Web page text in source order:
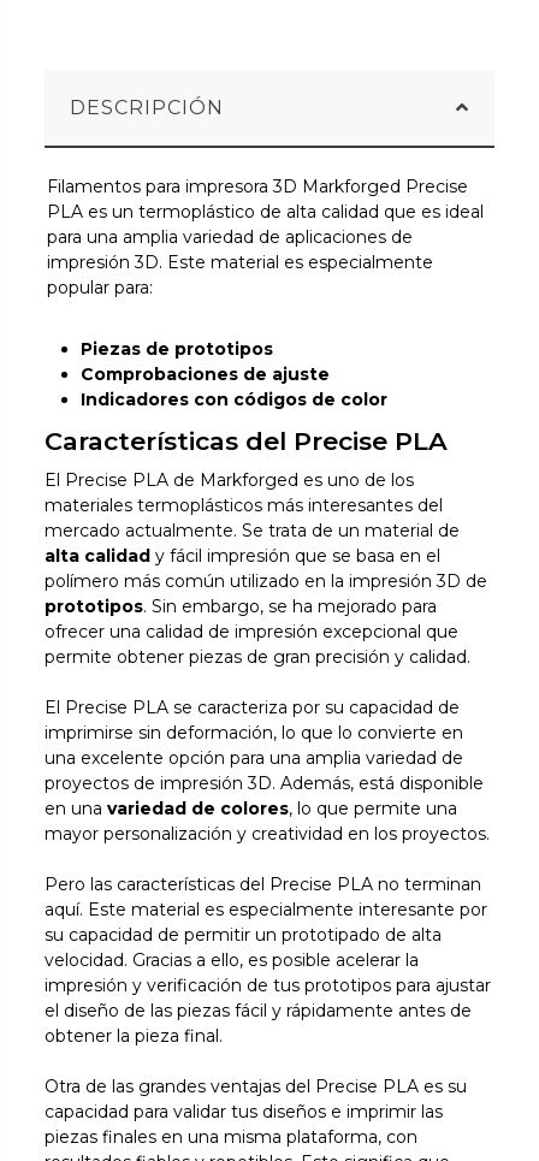
DESCRIPCIÓN
Filamentos para impresora 3D Markforged Precise
PLA es un termoplástico de alta calidad que es ideal
para una amplia variedad de aplicaciones de
impresión 3D. Este material es especialmente
popular para:
Piezas de prototipos
Comprobaciones de ajuste
Indicadores con códigos de color
Características del Precise PLA
El Precise PLA de Markforged es uno de los
materiales termoplásticos más interesantes del
mercado actualmente. Se trata de un material de
alta calidad y fácil impresión que se basa en el
polímero más común utilizado en la impresión 3D de
prototipos. Sin embargo, se ha mejorado para
ofrecer una calidad de impresión excepcional que
permite obtener piezas de gran precisión y calidad.
El Precise PLA se caracteriza por su capacidad de
imprimirse sin deformación, lo que lo convierte en
una excelente opción para una amplia variedad de
proyectos de impresión 3D. Además, está disponible
en unavariedad de colores, lo que permite una
mayor personalización y creatividad en los proyectos.
Pero las características del Precise PLA no terminan
aquí. Este material es especialmente interesante por
su capacidad de permitir un prototipado de alta
velocidad. Gracias a ello, es posible acelerar la
impresión y verificación de tus prototipos para ajustar
el diseño de las piezas fácil y rápidamente antes de
obtener la pieza final.
Otra de las grandes ventajas del Precise PLA es su
capacidad para validar tus diseños e imprimir las
piezas finales en una misma plataforma, con